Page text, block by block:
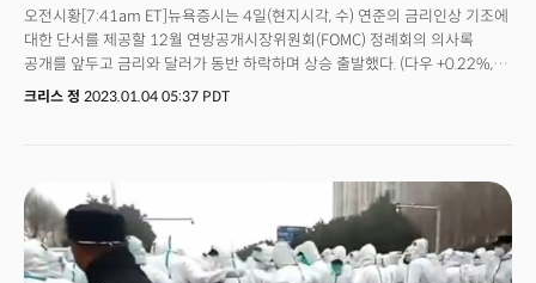
여전히 한 명당 거의 2개의 일자리가 유지되고 있는 타이트한 고용시장 역시
문제로 꼽혔다. 수요를 억제해 인플레이션에 대항하려면 제한적인 정책이 더
오래 유지되어야 한다는 컨센서스가 생기고 있는 것으로 관측된다.연준 내
대부분의 참석자들은 정책금리를 동결하는데 동의했지만 일부는 25bp
관측된다.그럼에도 대다수는 올해 더 많은 긴축이 필요하다는 것에 동의한
것으로 나타났다. 실제 파월 의장은 스페인중앙은행(BOS)이 주최한 마드리드
회의에 참석해 "위원회 대다수가 올해 최소 두 번 이상 금리를 더 인상하는
것이 적절하다고 보고있다."며 "인플레이션 압력이 계속 높아지고 있어 2%
목표까지 낮추는 과정이 험난할 것."이라 전망한바 있다. 연준의 기조가 더
잘못이 아니다."라며 민주당을 비난했다. 부채한도 협상이 교착상태를
이어가고 잠재적 디폴트가 가능한 'X-데이트'가 다가오고 있지만 여전히
월가는 곧 해결될 것이란 전망이다. 월가 투자 리서치 회사 에드워드 존스는
"협상이 교착상태에 빠진 것처럼 보이지만 의회는 디폴트 직전에는 합의에
도달하는 경향이 있다."며 약간의 혼란과 드라마가 펼쳐질 것이라 전망했다.
넘어서며 전일에 이어 폭락세를 이어갔다. 미 연준, 추가 금리인상에 의견 분분
[2:23pm ET]미 연방공개시장위원회(FOMC)의 5월 의사록에 따르면 6월
추가 금리인상을 두고 연준 내에서 의견이 갈린 것으로 나타났다. 24일
(현지시각) 발표된 5월 의사록에 따르면 "일부 참가자들은 경제가 현 상태로
오전시황[7:41am ET]뉴욕증시는 4일(현지시각, 수) 연준의 금리인상 기조에
대한 단서를 제공할 12월 연방공개시장위원회(FOMC) 정례회의 의사록
공개를 앞두고 금리와 달러가 동반 하락하며 상승 출발했다. (다우 +0.22%,
S&P500 +0.29%, 나스닥 +0.50%)투자심리 개선에 일조한 것은 중국이었다.
ET]핵심이슈: 경기 선행지표로 인식되는 ISM 제조업 PMI 지표와 고용시장의
완화 여부를 보여줄 JOLTs 채용공고 및 이직률 현황 / 금리인상 기조에 대한
단서를 제공할 FOMC 의사록 / 미 하원은 공화당 내의 분열로 100년만에
처음으로 하원 의장을 선출하지 못하며 마비.금리와 달러: 미 국채금리는
연준의 12월 정책회의 의사록을 기다리며 하락 전환. 달러 역시 금리 정점에
크리스 정 2023.01.04 05:37 PDT